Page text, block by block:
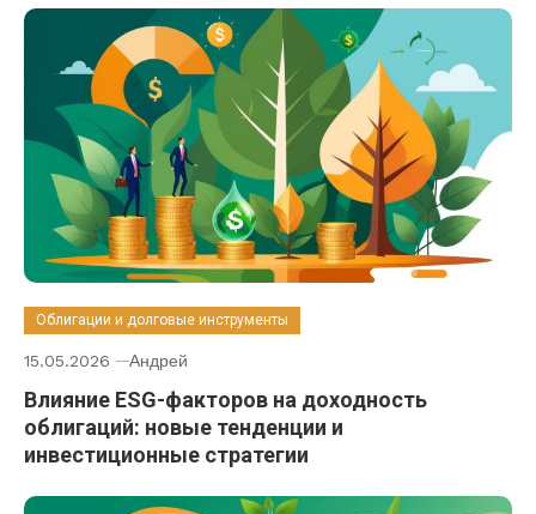
Облигации и долговые инструменты
15.05.2026 Андрей
Влияние ESG-факторов на доходность
облигаций: новые тенденции и
инвестиционные стратегии